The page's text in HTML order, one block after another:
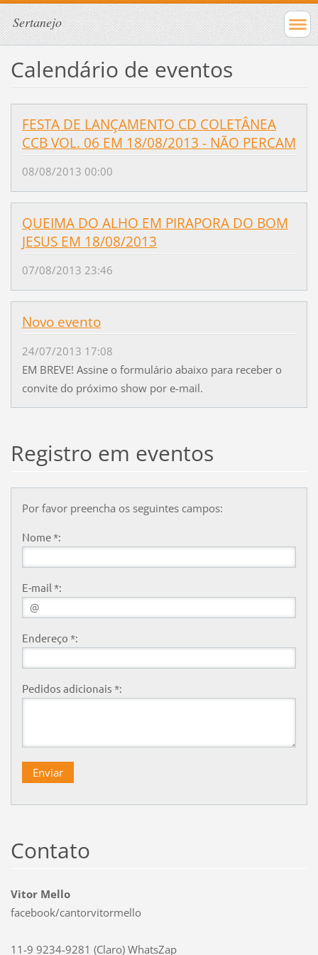
Sertanejo
Calendário de eventos
FESTA DE LANÇAMENTO CD COLETÂNEA
CCB VOL. 06 EM 18/08/2013 - NÃO PERCAM
08/08/2013 00:00
QUEIMA DO ALHO EM PIRAPORA DO BOM
JESUS EM 18/08/2013
07/08/2013 23:46
Novo evento
24/07/2013 17:08
EM BREVE! Assine o formulário abaixo para receber o
convite do próximo show por e-mail.
Registro em eventos
Por favor preencha os seguintes campos:
Nome *:
E-mail *:
Endereço *:
Pedidos adicionais *:
Contato
Vitor Mello
facebook/cantorvitormello
11-9 9234-9281 (Claro) WhatsZap